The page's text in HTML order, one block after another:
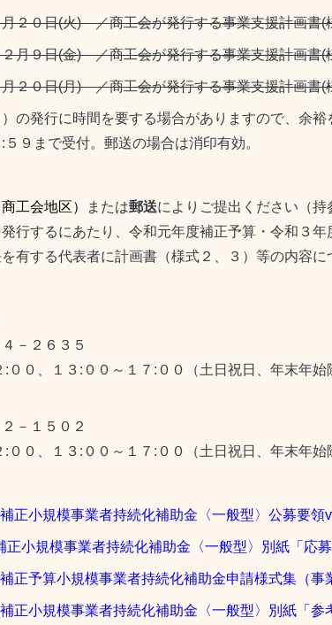
２０日(火) ／商工会が発行する事業支援計画書(
月９日(金) ／商工会が発行する事業支援計画書
２０日(月) ／商工会が発行する事業支援計画書
発行に時間を要する場合がありますので、余裕
９まで受付。郵送の場合は消印有効。
工会地区） または郵送によりご提出ください（持
行するにあたり、令和元年度補正予算・令和３
有する代表者に計画書（様式２、３）等の内容
－２６３５
０、１３:００～１７:００（土日祝日、年末年始
－１５０２
０、１３:００～１７:００（土日祝日、年末年始
正小規模事業者持続化補助金〈一般型〉公募要領
正小規模事業者持続化補助金〈一般型〉別紙「応
正予算小規模事業者持続化補助金申請様式集（事
正小規模事業者持続化補助金〈一般型〉別紙「参